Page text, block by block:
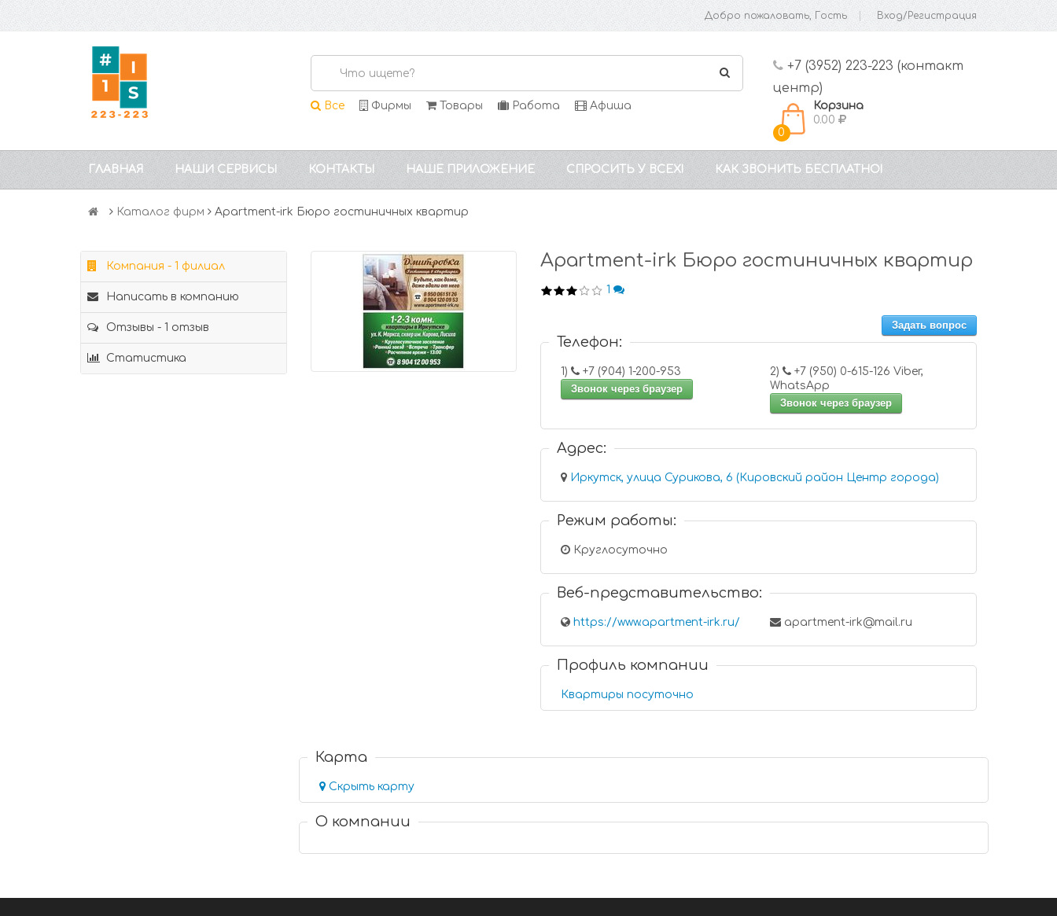
Добро пожаловать, Гость Вход/Регистрация
Все Фирмы Товары Работа Афиша
+7 (3952) 223-223 (контакт
центр)
0
Корзина
0.00
ГЛАВНАЯ НАШИ СЕРВИСЫ КОНТАКТЫ НАШЕ ПРИЛОЖЕНИЕ СПРОСИТЬ У ВСЕХ! КАК ЗВОНИТЬ БЕСПЛАТНО!
Каталог фирм Apartment-irk Бюро гостиничных квартир
Компания - 1 филиал
Написать в компанию
Отзывы - 1 отзыв
Статистика
Apartment-irk Бюро гостиничных квартир
1
Задать вопрос
Телефон:
1)
+7 (904) 1-200-953
Звонок через браузер
2)
+7 (950) 0-615-126 Viber,
WhatsApp
Звонок через браузер
Адрес:
Иркутск, улица Сурикова, 6 (Кировский район Центр города)
Режим работы:
Круглосуточно
Веб-представительство:
https://www.apartment-irk.ru/ apartment-irk@mail.ru
Профиль компании
Квартиры посуточно
Карта
Скрыть карту
О компании